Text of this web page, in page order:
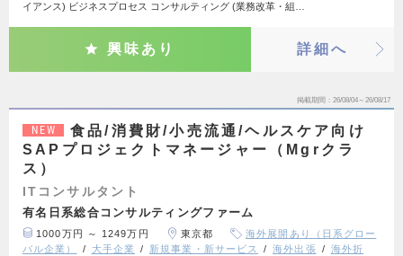
イアンス) ビジネスプロセス コンサルティング (業務改革・組…
興味あり 詳細へ
掲載期間 26/08/04～26/08/17
NEW
食品/消費財/小売流通/ヘルスケア向け
SAPプロジェクトマネージャー（Mgrクラ
ス）
ITコンサルタント
有名日系総合コンサルティングファーム
1000万円 ～ 1249万円 東京都
海外展開あり（日系グロー
バル企業）
大手企業 新規事業・新サービス 海外出張
海外折